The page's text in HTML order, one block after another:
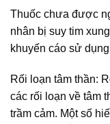
Thuốc chưa được
nhân bị suy tim
khuyến cáo sử
Rối loạn tâm thần:
các rối loạn về tâm
trầm cảm. Một số